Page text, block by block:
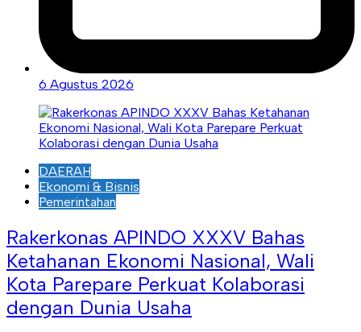
6 Agustus 2026
DAERAH
Ekonomi & Bisnis
Pemerintahan
Rakerkonas APINDO XXXV Bahas
Ketahanan Ekonomi Nasional, Wali
Kota Parepare Perkuat Kolaborasi
dengan Dunia Usaha